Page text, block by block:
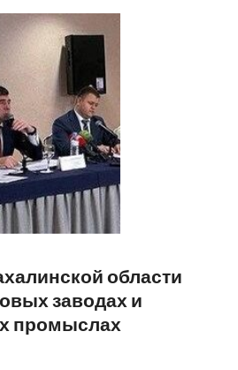
области
заводах и
промыслах